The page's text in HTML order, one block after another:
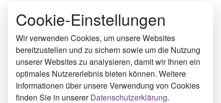
Werben in Städten
Berlin
Hamburg
München
Köln
Rudersberg
Karben
Schleiz
Cookie-Einstellungen
Wir verwenden Cookies, um unsere Websites
bereitzustellen und zu sichern sowie um die Nutzung
unserer Websites zu analysieren, damit wir Ihnen ein
optimales Nutzererlebnis bieten können. Weitere
Informationen über unsere Verwendung von Cookies
finden Sie in unsererDatenschutzerklärung.